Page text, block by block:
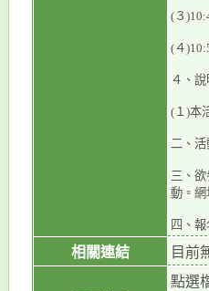
(３
(４
４、
(１)本
二、活
三、
動。網
四、
相關連結 目前
點選